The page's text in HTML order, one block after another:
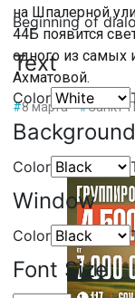
Beginning of
Text
Color
Background
Color
Window
Color
Font Size
на Шпалерной
44Б появится
одного из самых
Ахматовой.
#8 марта #Санкт-